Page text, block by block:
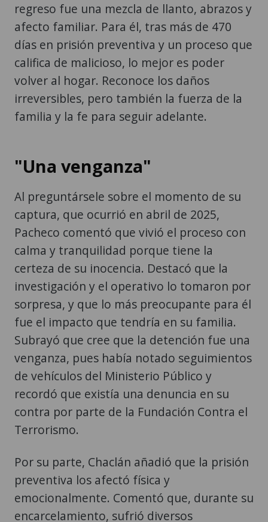
regreso fue una mezcla de llanto, abrazos y
afecto familiar. Para él, tras más de 470
días en prisión preventiva y un proceso que
califica de malicioso, lo mejor es poder
volver al hogar. Reconoce los daños
irreversibles, pero también la fuerza de la
familia y la fe para seguir adelante.
"Una venganza"
Al preguntársele sobre el momento de su
captura, que ocurrió en abril de 2025,
Pacheco comentó que vivió el proceso con
calma y tranquilidad porque tiene la
certeza de su inocencia. Destacó que la
investigación y el operativo lo tomaron por
sorpresa, y que lo más preocupante para él
fue el impacto que tendría en su familia.
Subrayó que cree que la detención fue una
venganza, pues había notado seguimientos
de vehículos del Ministerio Público y
recordó que existía una denuncia en su
contra por parte de la Fundación Contra el
Terrorismo.
Por su parte, Chaclán añadió que la prisión
preventiva los afectó física y
emocionalmente. Comentó que, durante su
encarcelamiento, sufrió diversos